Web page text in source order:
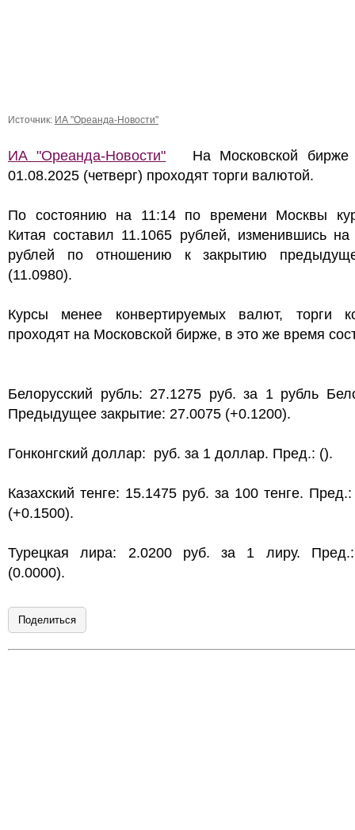
Источник: ИА "Ореанда-Новости"
ИА "Ореанда-Новости" На Московской бирже
01.08.2025 (четверг) проходят торги валютой.
По состоянию на 11:14 по времени Москвы
Китая составил 11.1065 рублей, изменившись на
рублей по отношению к закрытию
(11.0980).
Курсы менее конвертируемых валют, торги
проходят на Московской бирже, в это же время
Белорусский рубль: 27.1275 руб. за 1 рубль
Предыдущее закрытие: 27.0075 (+0.1200).
Гонконгский доллар: руб. за 1 доллар. Пред.: ().
Казахский тенге: 15.1475 руб. за 100 тенге.
(+0.1500).
Турецкая лира: 2.0200 руб. за 1 лиру.
(0.0000).
Поделиться